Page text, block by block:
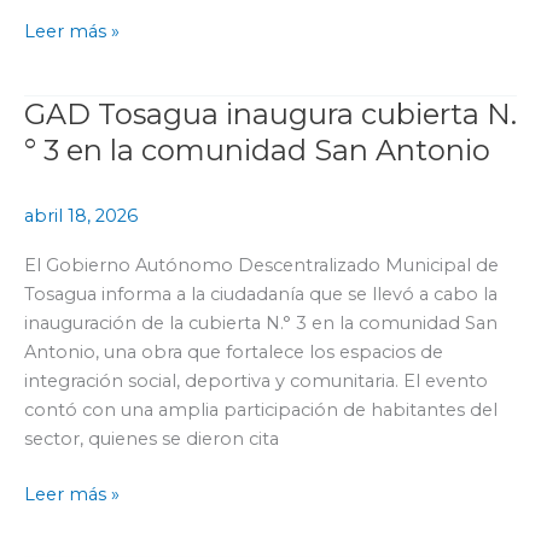
Leer más »
GAD Tosagua inaugura cubierta N.
° 3 en la comunidad San Antonio
abril 18, 2026
El Gobierno Autónomo Descentralizado Municipal de
Tosagua informa a la ciudadanía que se llevó a cabo la
inauguración de la cubierta N.° 3 en la comunidad San
Antonio, una obra que fortalece los espacios de
integración social, deportiva y comunitaria. El evento
contó con una amplia participación de habitantes del
sector, quienes se dieron cita
GAD
Tosagua
inaugura
N.
°
3
en
la
comunidad
Antonio
Leer más »